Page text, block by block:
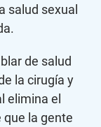
salud sexual
de salud
la cirugía y
elimina el
la gente